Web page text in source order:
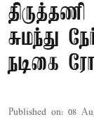
சுமந்து
நடிகை
Published on: 08